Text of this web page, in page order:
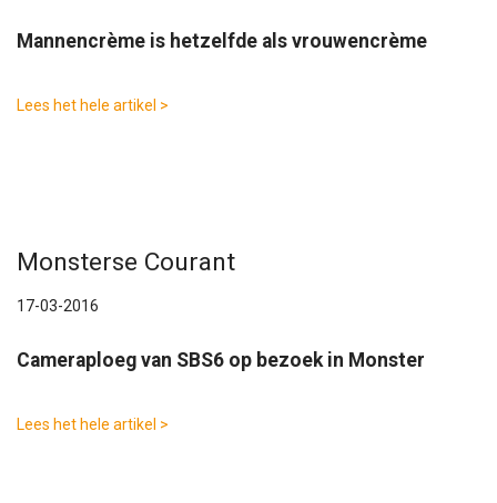
Mannencrème is hetzelfde als vrouwencrème
Lees het hele artikel >
Monsterse Courant
17-03-2016
Cameraploeg van SBS6 op bezoek in Monster
Lees het hele artikel >